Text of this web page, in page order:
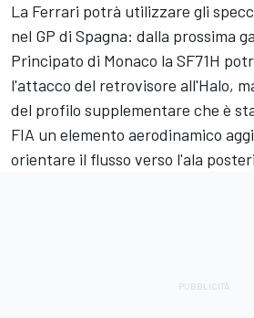
La Ferrari potrà utilizzare gli
nel GP di Spagna: dalla prossima
Principato di Monaco la SF71H
l'attacco del retrovisore all'Halo,
del profilo supplementare che è
FIA un elemento aerodinamico
orientare il flusso verso l'ala